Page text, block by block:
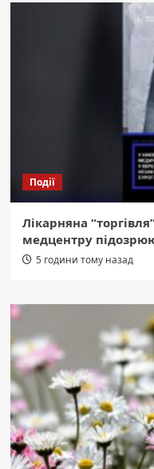
Події
Лікарняна
медцентру
5 години тому назад